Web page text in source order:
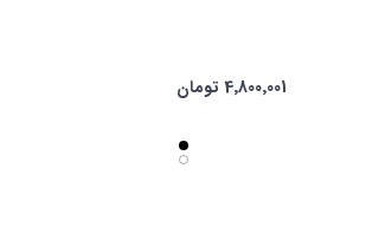
4٬800٬001 تومان